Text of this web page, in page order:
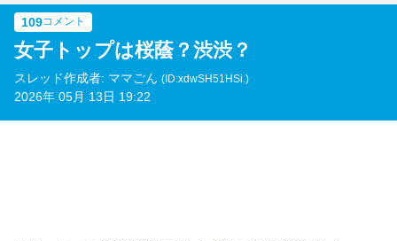
109コメント
女子トップは桜蔭？渋渋？
スレッド作成者: ママごん (ID:xdwSH51HSi.)
2026年 05月 13日 19:22